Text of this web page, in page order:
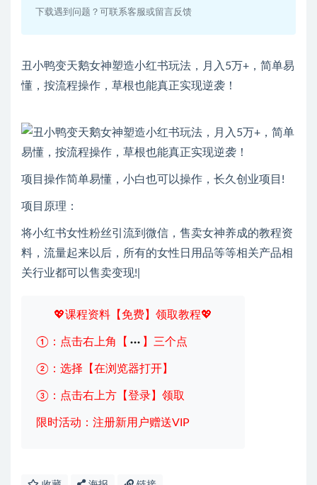
下载遇到问题？可联系客服或留言反馈
丑小鸭变天鹅女神塑造小红书玩法，月入5万+，简单易
懂，按流程操作，草根也能真正实现逆袭！
项目操作简单易懂，小白也可以操作，长久创业项目!
项目原理：
将小红书女性粉丝引流到微信，售卖女神养成的教程资
料，流量起来以后，所有的女性日用品等等相关产品相
关行业都可以售卖变现!|
💖课程资料【免费】领取教程💖
①：点击右上角【 】三个点
②：选择【在浏览器打开】
③：点击右上方【登录】领取
限时活动：注册新用户赠送VIP